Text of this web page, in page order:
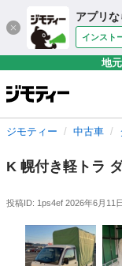
アプリ
インスト
地
ジモティー 中古車
K 幌付き軽トラ
投稿ID: 1ps4ef 2026年6月11